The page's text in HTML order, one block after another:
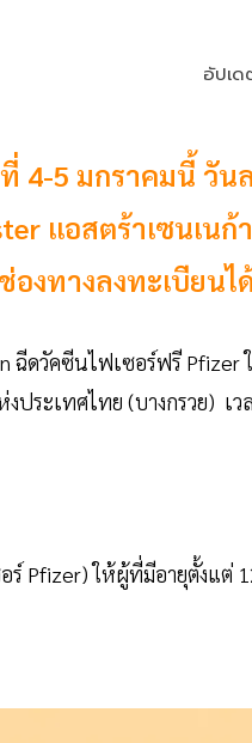
อัปเ
4-5 มกราคมนี้ วัน
แอสตร้าเซนเนก้
งทางลงทะเบียนไ
ดวัคซีนไฟเซอร์ฟรี Pfizer
ระเทศไทย (บางกรวย) เว
Pfizer) ให้ผู้ที่มีอายุตั้งแต่